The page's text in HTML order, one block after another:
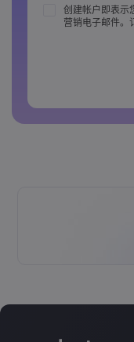
密码必须至少包
密码必须至少包
密码必须包含
创建帐户即表示
营销电子邮件。